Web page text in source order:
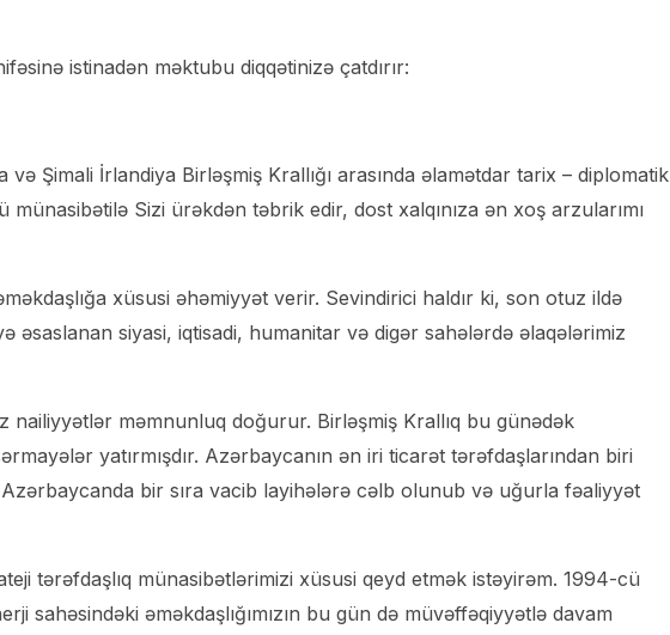
istinadən məktubu diqqətinizə çatdırır:
Şimali İrlandiya Birləşmiş Krallığı arasında əlamətdar tarix – diplomatik
Sizi ürəkdən təbrik edir, dost xalqınıza ən xoş arzularımı
xüsusi əhəmiyyət verir. Sevindirici haldır ki, son otuz ildə
əsaslanan siyasi, iqtisadi, humanitar və digər sahələrdə əlaqələrimiz
nailiyyətlər məmnunluq doğurur. Birləşmiş Krallıq bu günədək
yatırmışdır. Azərbaycanın ən iri ticarət tərəfdaşlarından biri
bir sıra vacib layihələrə cəlb olunub və uğurla fəaliyyət
tərəfdaşlıq münasibətlərimizi xüsusi qeyd etmək istəyirəm. 1994-cü
sahəsindəki əməkdaşlığımızın bu gün də müvəffəqiyyətlə davam